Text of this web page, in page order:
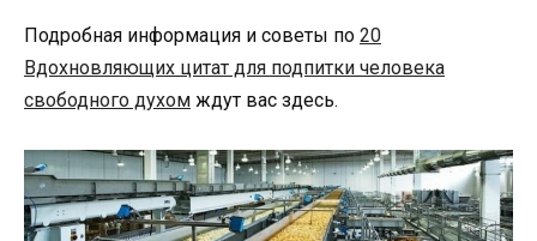
Подробная информация и советы по 20
Вдохновляющих цитат для подпитки человека
свободного духом ждут вас здесь.